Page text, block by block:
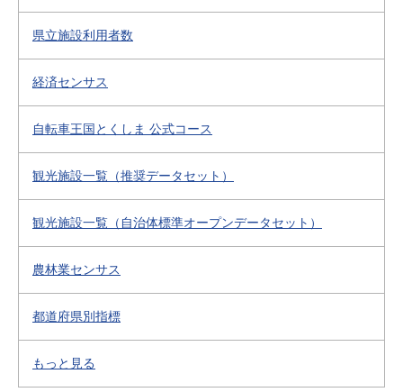
県立施設利用者数
経済センサス
自転車王国とくしま 公式コース
観光施設一覧（推奨データセット）
観光施設一覧（自治体標準オープンデータセット）
農林業センサス
都道府県別指標
もっと見る